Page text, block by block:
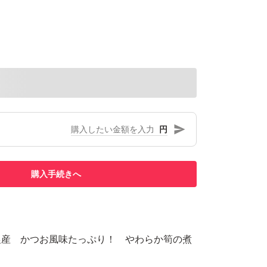
円
購入手続きへ
かつお風味たっぷり！ やわらか筍の煮